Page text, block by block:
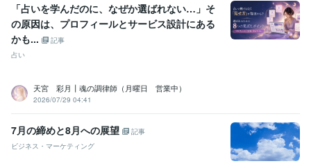
「占いを学んだのに、なぜか選ばれない…」そ
の原因は、プロフィールとサービス設計にある
かも...
記事
占い
天宮 彩月┃魂の調律師（月曜日 営業中）
2026/07/29 04:41
7月の締めと8月への展望
記事
ビジネス・マーケティング